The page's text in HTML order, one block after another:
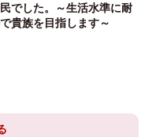
でした。～生活水準に耐
貴族を目指します～